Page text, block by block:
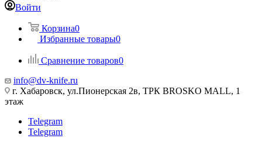
Войти
Корзина0
Избранные товары0
Сравнение товаров0
info@dv-knife.ru
г. Хабаровск, ул.Пионерская 2в, ТРК BROSKO MALL, 1
этаж
Telegram
Telegram